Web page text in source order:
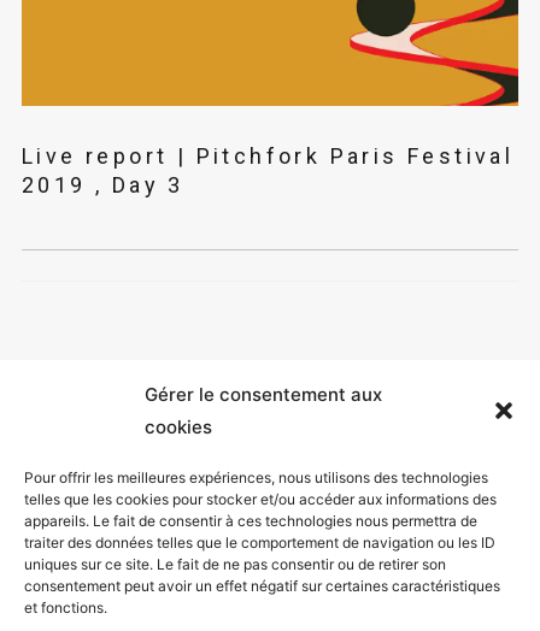
Gérer le consentement aux
cookies
Pour offrir les meilleures expériences, nous utilisons des technologies
telles que les cookies pour stocker et/ou accéder aux informations des
appareils. Le fait de consentir à ces technologies nous permettra de
traiter des données telles que le comportement de navigation ou les ID
uniques sur ce site. Le fait de ne pas consentir ou de retirer son
consentement peut avoir un effet négatif sur certaines caractéristiques
et fonctions.
Live report | Pitchfork Paris Festival
2019 , Day 3
Mentions légales
Politique de confidentialité